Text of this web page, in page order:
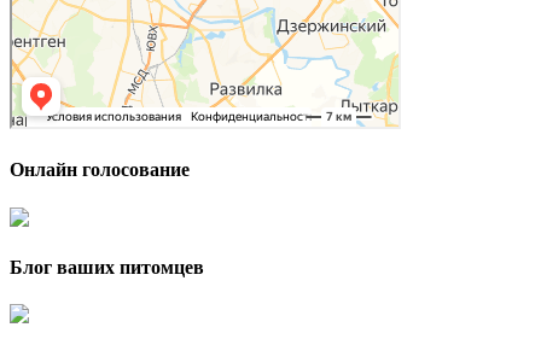
Онлайн голосование
Блог ваших питомцев